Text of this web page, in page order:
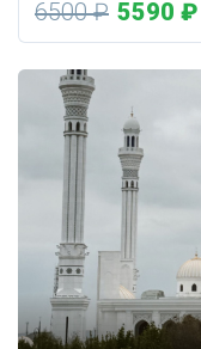
6500 ₽ 5590 ₽